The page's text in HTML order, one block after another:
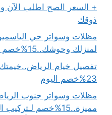
+ السعر الصح اطلب الآن
ذوقك
مظلات وسواتر حي
لمنزلك وحوشك..15%خصم فوري
تفصيل خيام
23%خصم اليوم
مظلات وسواتر جنوب
مميزة..15%خصم